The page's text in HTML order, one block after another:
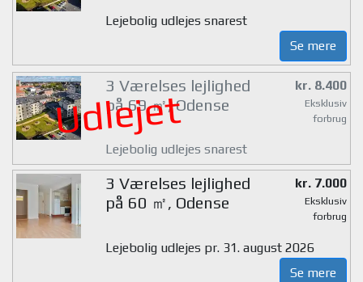
Lejebolig udlejes snarest
Se mere
Udlejet
3 Værelses lejlighed
på 69 ㎡, Odense
kr. 8.400
Eksklusiv
forbrug
Lejebolig udlejes snarest
3 Værelses lejlighed
på 60 ㎡, Odense
kr. 7.000
Eksklusiv
forbrug
Lejebolig udlejes pr. 31. august 2026
Se mere